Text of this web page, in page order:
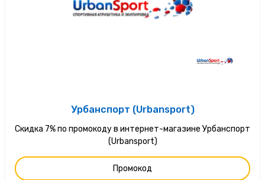
Урбанспорт (Urbansport)
Скидка 7% по промокоду в интернет-магазине Урбанспорт
(Urbansport)
Промокод